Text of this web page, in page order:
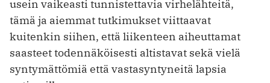
usein vaikeasti tunnistettavia virhelähteitä,
tämä ja aiemmat tutkimukset viittaavat
kuitenkin siihen, että liikenteen ­aiheuttamat
saasteet todennäköisesti altistavat sekä vielä
syntymättömiä että vastasyntyneitä lapsia